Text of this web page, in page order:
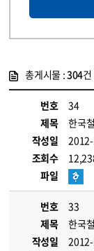
총게시물 :304
번호
34
제목
한국
작성일
조회수
파일
번호
33
제목
한국
작성일